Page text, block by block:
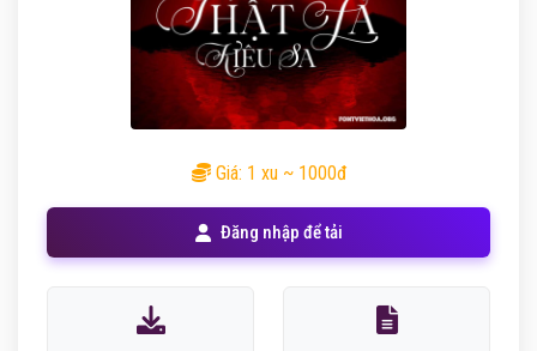
Giá: 1 xu ~ 1000đ
Đăng nhập để tải